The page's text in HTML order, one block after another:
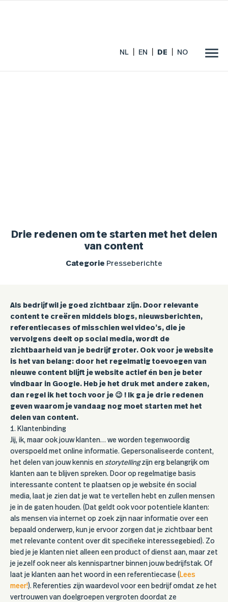
NL EN DE NO
Drie redenen om te starten met het delen
van content
Categorie Presseberichte
Als bedrijf wil je goed zichtbaar zijn. Door relevante
content te creëren middels blogs, nieuwsberichten,
referentiecases of misschien wel video’s, die je
vervolgens deelt op social media, wordt de
zichtbaarheid van je bedrijf groter. Ook voor je website
is het van belang: door het regelmatig toevoegen van
nieuwe content blijft je website actief én ben je beter
vindbaar in Google. Heb je het druk met andere zaken,
dan regel ik het toch voor je 😉 ! Ik ga je drie redenen
geven waarom je vandaag nog moet starten met het
delen van content.
1. Klantenbinding
Jij, ik, maar ook jouw klanten… we worden tegenwoordig
overspoeld met online informatie. Gepersonaliseerde content,
het delen van jouw kennis en storytellingzijn erg belangrijk om
klanten aan te blijven spreken. Door op regelmatige basis
interessante content te plaatsen op je website én social
media, laat je zien dat je wat te vertellen hebt en zullen mensen
je in de gaten houden. (Dat geldt ook voor potentiele klanten:
als mensen via internet op zoek zijn naar informatie over een
bepaald onderwerp, kun je ervoor zorgen dat je zichtbaar bent
met relevante content over dit specifieke interessegebied). Zo
bied je je klanten niet alleen een product of dienst aan, maar zet
je jezelf ook neer als kennispartner binnen jouw bedrijfstak. Of
laat je klanten aan het woord in een referentiecase ( Lees
meer!). Referenties zijn waardevol voor een bedrijf omdat ze het
vertrouwen van doelgroepen vergroten doordat ze